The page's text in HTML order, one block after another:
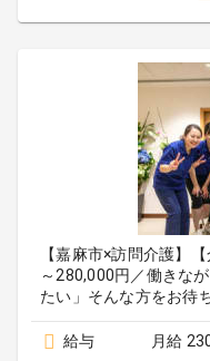
【嘉麻市×訪問介護】
～280,000円／働きな
たい」そんな方をお待
給与
月給